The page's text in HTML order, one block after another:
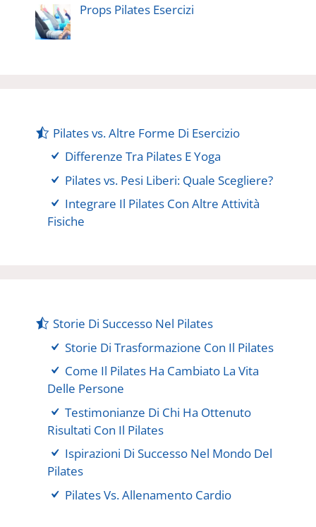
Props Pilates Esercizi
Pilates vs. Altre Forme Di Esercizio
Differenze Tra Pilates E Yoga
Pilates vs. Pesi Liberi: Quale Scegliere?
Integrare Il Pilates Con Altre Attività
Fisiche
Storie Di Successo Nel Pilates
Storie Di Trasformazione Con Il Pilates
Come Il Pilates Ha Cambiato La Vita
Delle Persone
Testimonianze Di Chi Ha Ottenuto
Risultati Con Il Pilates
Ispirazioni Di Successo Nel Mondo Del
Pilates
Pilates Vs. Allenamento Cardio